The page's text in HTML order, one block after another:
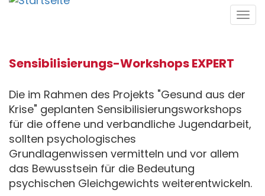
Direkt
Sensibilisierungs-Workshops EXPERT
Die im Rahmen des Projekts "Gesund aus der
Krise" geplanten Sensibilisierungsworkshops
für die offene und verbandliche Jugendarbeit,
sollten psychologisches
Grundlagenwissen vermitteln und vor allem
das Bewusstsein für die Bedeutung
psychischen Gleichgewichts weiterentwickeln.